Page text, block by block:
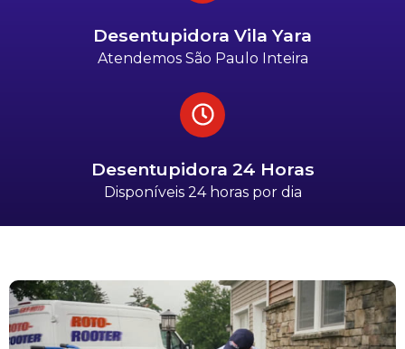
Desentupidora Vila Yara
Atendemos São Paulo Inteira
Desentupidora 24 Horas
Disponíveis 24 horas por dia